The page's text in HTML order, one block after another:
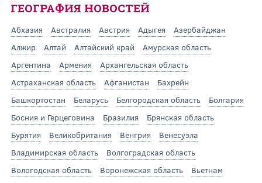
ГЕОГРАФИЯ НОВОСТЕЙ
Абхазия Австралия Австрия Адыгея
Азербайджан
Алжир
Алтай Алтайский край
Амурская область
Аргентина
Армения
Архангельская область
Астраханская область
Афганистан
Бахрейн
Башкортостан
Беларусь Белгородская область
Болгария
Босния и Герцеговина
Бразилия
Брянская область
Бурятия
Великобритания Венгрия
Венесуэла
Владимирская область
Волгоградская область
Вологодская область
Воронежская область
Вьетнам